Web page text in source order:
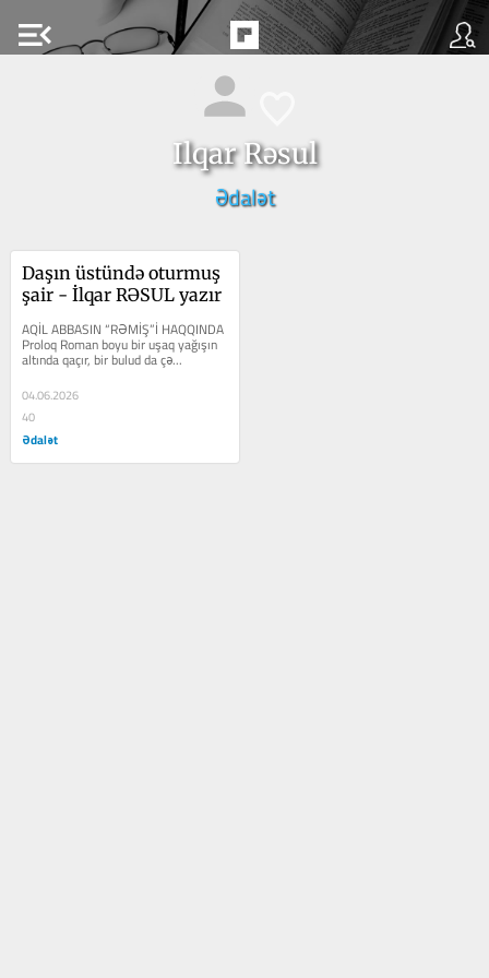
menu_open
Ilqar Rəsul
Ədalət
Daşın üstündə oturmuş
şair - İlqar RƏSUL yazır
AQİL ABBASIN “RƏMİŞ”İ HAQQINDA
Proloq Roman boyu bir uşaq yağışın
altında qaçır, bir bulud da çə...
04.06.2026
40
Ədalət